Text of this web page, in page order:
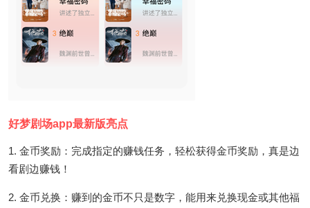
好梦剧场app最新版亮点
1. 金币奖励：完成指定的赚钱任务，轻松获得金币奖励，真是边
看剧边赚钱！
2. 金币兑换：赚到的金币不只是数字，能用来兑换现金或其他福